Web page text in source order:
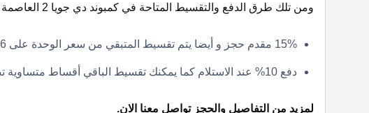
ومن تلك طرق الدفع والتقسيط المتاحة في كمبوند دي جويا 2 العاصمة الاتي:
15% مقدم حجز و أيضا يتم تقسيط المتبقي من سعر الوحدة على 6 سنوات فقط.
دفع 10% عند الاستلام كما يمكنك تقسيط الباقي أقساط متساوية تصل الي 7 سنوات وبدون فوائد سنوية.
لمزيد من التفاصيل والحجز تواصل معنا الان.